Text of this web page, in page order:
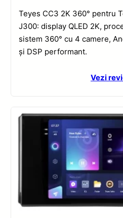
Teyes CC3 2K 360° pentru
J300: display QLED 2K,
sistem 360° cu 4 camere,
și DSP performant.
Vezi